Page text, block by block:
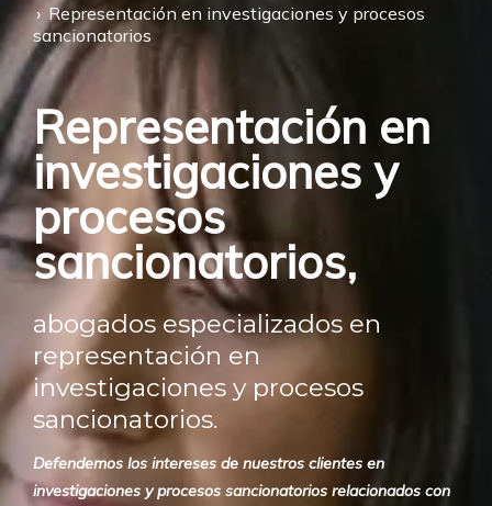
Representación en investigaciones y procesos
sancionatorios
Representación en
investigaciones y
procesos
sancionatorios,
abogados especializados en
representación en
investigaciones y procesos
sancionatorios.
Defendemos los intereses de nuestros clientes en
investigaciones y procesos sancionatorios relacionados con